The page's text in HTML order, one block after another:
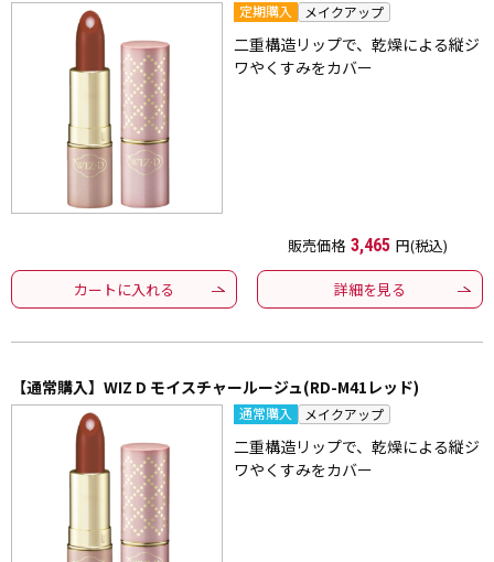
定期購入 メイクアップ
二重構造リップで、乾燥による縦ジ
ワやくすみをカバー
販売価格 3,465 円(税込)
カートに入れる 詳細を見る
【通常購入】WIZ D モイスチャールージュ(RD-M41レッド)
通常購入 メイクアップ
二重構造リップで、乾燥による縦ジ
ワやくすみをカバー